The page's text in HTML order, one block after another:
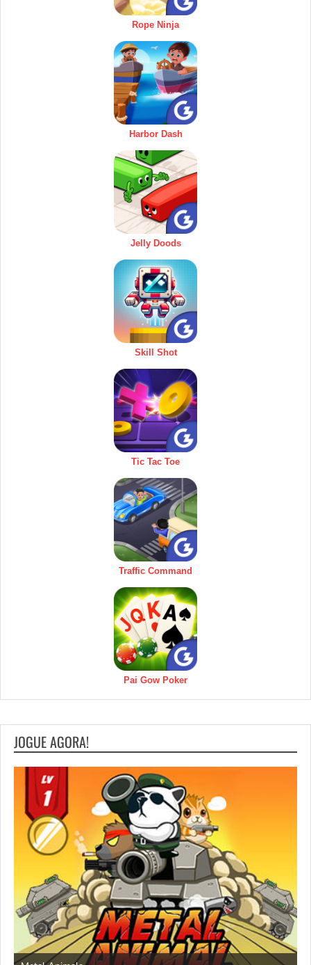
Rope Ninja
Harbor Dash
Jelly Doods
Skill Shot
Tic Tac Toe
Traffic Command
Pai Gow Poker
JOGUE AGORA!